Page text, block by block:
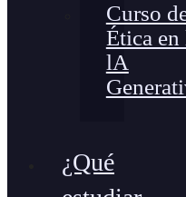
Curso
Ética en
lA
¿Qué